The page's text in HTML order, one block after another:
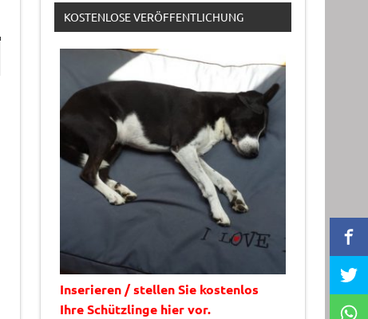
KOSTENLOSE VERÖFFENTLICHUNG
Inserieren / stellen Sie kostenlos
Ihre Schützlinge hier vor.